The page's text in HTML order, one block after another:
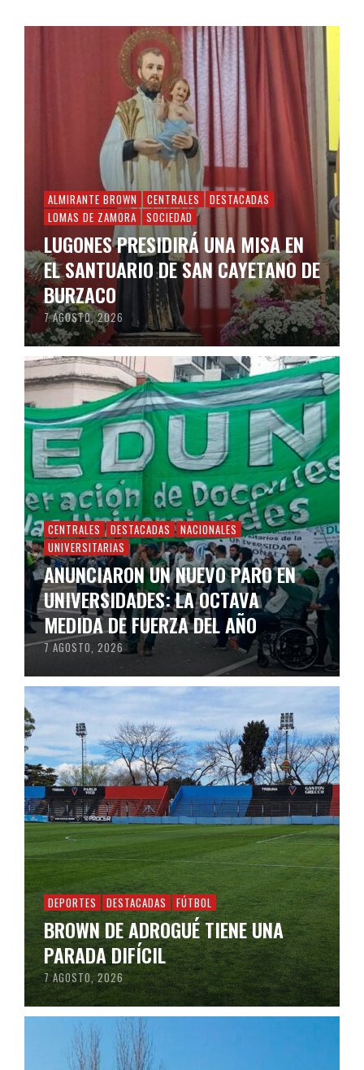
ALMIRANTE BROWN CENTRALES
DESTACADAS
LOMAS DE ZAMORA
SOCIEDAD
LUGONES PRESIDIRÁ UNA MISA EN
EL SANTUARIO DE SAN CAYETANO DE
BURZACO
7 AGOSTO, 2026
CENTRALES DESTACADAS
NACIONALES
UNIVERSITARIAS
ANUNCIARON UN NUEVO PARO EN
UNIVERSIDADES: LA OCTAVA
MEDIDA DE FUERZA DEL AÑO
7 AGOSTO, 2026
DEPORTES DESTACADAS FÚTBOL
BROWN DE ADROGUÉ TIENE UNA
PARADA DIFÍCIL
7 AGOSTO, 2026